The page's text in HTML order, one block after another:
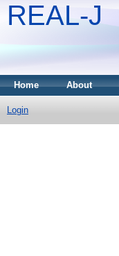
REAL-J
Home About
Login